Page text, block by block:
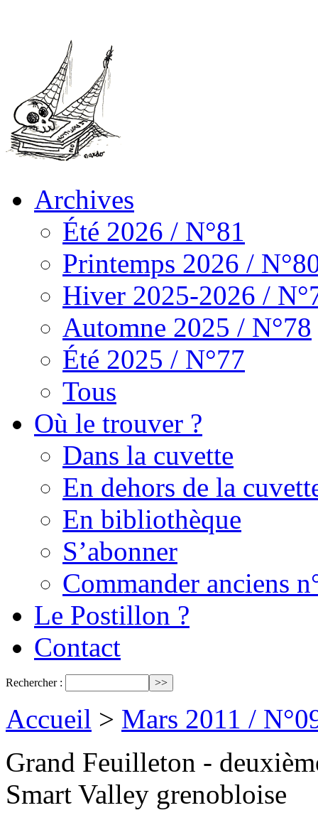
Archives
Été 2026 / N°81
Printemps 2026 /
Hiver 2025-2026 /
Automne 2025 / N°78
Été 2025 / N°77
Tous
Où le trouver ?
Dans la cuvette
En dehors de la
En bibliothèque
S’abonner
Commander anciens
Le Postillon ?
Contact
Rechercher :
Accueil > Mars 2011 /
Grand Feuilleton -
Smart Valley grenobloise